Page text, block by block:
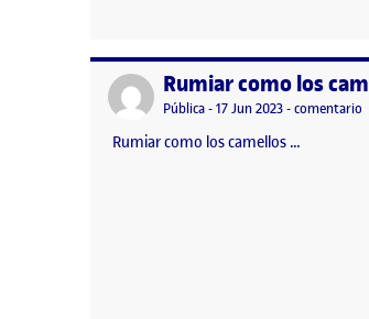
Publicado por
Visibilidad:
Pública-Fecha de publicación
17 Jun 2023-comentario
Rumiar como los camellos …